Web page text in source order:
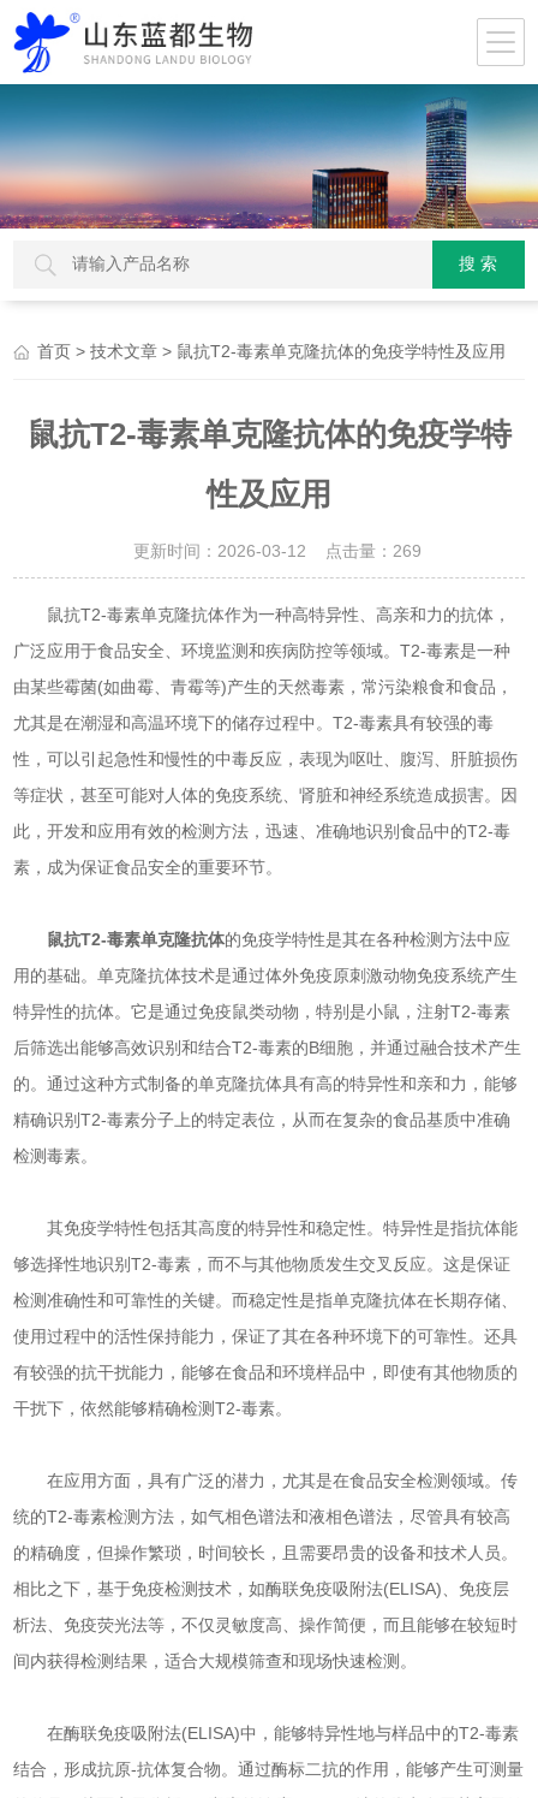
首页 >技术文章 > 鼠抗T2-毒素单克隆抗体的免疫学特性及应用
鼠抗T2-毒素单克隆抗体的免疫学特
性及应用
更新时间：2026-03-12 点击量： 269
鼠抗T2-毒素单克隆抗体作为一种高特异性、高亲和力的抗体，
广泛应用于食品安全、环境监测和疾病防控等领域。T2-毒素是一种
由某些霉菌(如曲霉、青霉等)产生的天然毒素，常污染粮食和食品，
尤其是在潮湿和高温环境下的储存过程中。T2-毒素具有较强的毒
性，可以引起急性和慢性的中毒反应，表现为呕吐、腹泻、肝脏损伤
等症状，甚至可能对人体的免疫系统、肾脏和神经系统造成损害。因
此，开发和应用有效的检测方法，迅速、准确地识别食品中的T2-毒
素，成为保证食品安全的重要环节。
鼠抗T2-毒素单克隆抗体的免疫学特性是其在各种检测方法中应
用的基础。单克隆抗体技术是通过体外免疫原刺激动物免疫系统产生
特异性的抗体。它是通过免疫鼠类动物，特别是小鼠，注射T2-毒素
后筛选出能够高效识别和结合T2-毒素的B细胞，并通过融合技术产生
的。通过这种方式制备的单克隆抗体具有高的特异性和亲和力，能够
精确识别T2-毒素分子上的特定表位，从而在复杂的食品基质中准确
检测毒素。
其免疫学特性包括其高度的特异性和稳定性。特异性是指抗体能
够选择性地识别T2-毒素，而不与其他物质发生交叉反应。这是保证
检测准确性和可靠性的关键。而稳定性是指单克隆抗体在长期存储、
使用过程中的活性保持能力，保证了其在各种环境下的可靠性。还具
有较强的抗干扰能力，能够在食品和环境样品中，即使有其他物质的
干扰下，依然能够精确检测T2-毒素。
在应用方面，具有广泛的潜力，尤其是在食品安全检测领域。传
统的T2-毒素检测方法，如气相色谱法和液相色谱法，尽管具有较高
的精确度，但操作繁琐，时间较长，且需要昂贵的设备和技术人员。
相比之下，基于免疫检测技术，如酶联免疫吸附法(ELISA)、免疫层
析法、免疫荧光法等，不仅灵敏度高、操作简便，而且能够在较短时
间内获得检测结果，适合大规模筛查和现场快速检测。
在酶联免疫吸附法(ELISA)中，能够特异性地与样品中的T2-毒素
结合，形成抗原-抗体复合物。通过酶标二抗的作用，能够产生可测量